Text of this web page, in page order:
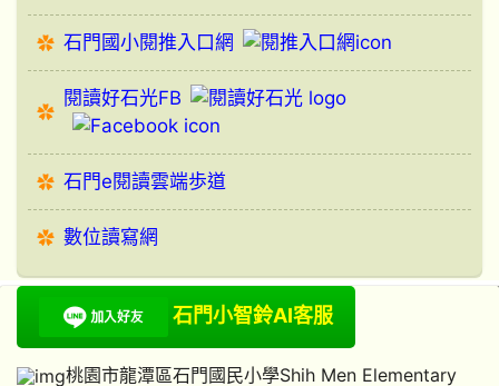
石門國小閱推入口網
閱讀好石光FB
石門e閱讀雲端歩道
數位讀寫網
石門小智鈴AI客服
桃園市龍潭區石門國民小學Shih Men Elementary